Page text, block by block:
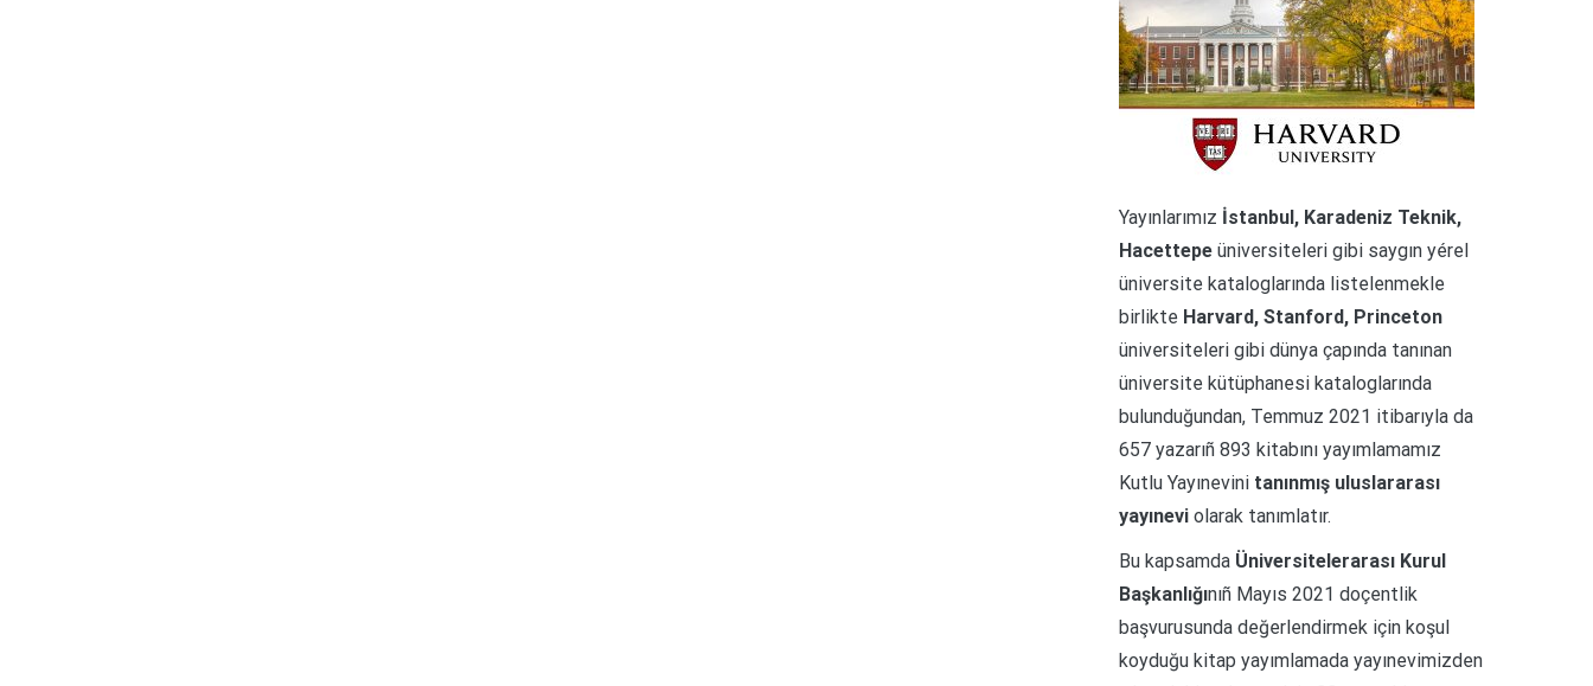
Yayınlarımız İstanbul, Karadeniz Teknik,
Hacettepe üniversiteleri gibi saygın yérel
üniversite kataloglarında listelenmekle
birlikte Harvard, Stanford, Princeton
üniversiteleri gibi dünya çapında tanınan
üniversite kütüphanesi kataloglarında
bulunduğundan, Temmuz 2021 itibarıyla da
657 yazarıñ 893 kitabını yayımlamamız
Kutlu Yayınevini tanınmış uluslararası
yayınevi olarak tanımlatır.
Bu kapsamda Üniversitelerarası Kurul
Başkanlığınıñ Mayıs 2021 doçentlik
başvurusunda değerlendirmek için koşul
koyduğu kitap yayımlamada yayınevimizden